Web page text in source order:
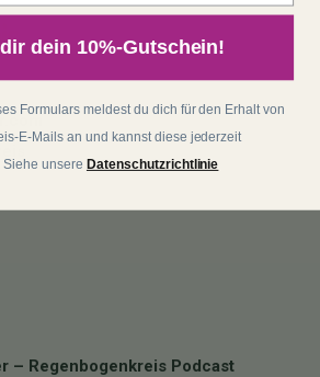
– Regenbogenkreis Podcast
dein 10%-Gutschein!
Formulars meldest du dich für den Erhalt von
E-Mails an und kannst diese jederzeit
unsere Datenschutzrichtlinie